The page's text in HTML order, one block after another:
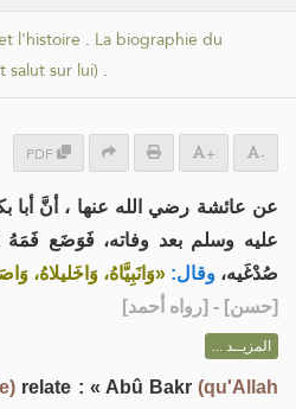
l'histoire . La biographie du
salut sur lui) .
PDF + -
عن عائشة رضي الله عنها ، أنَّ أبا
عليه وسلم بعد وفاته، فَوَضَع فَمَهُ
صُدْغَيه، وقال: «وَانَبِيَّاهُ، وَاخَليلاهُ،
[حسن] - [رواه أحمد]
المزيــد ...
relate : « Abû Bakr (qu'Allah